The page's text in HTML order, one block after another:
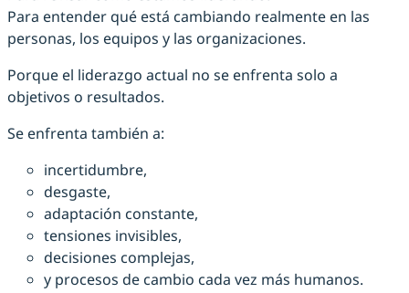
Para entender qué está cambiando realmente en las
personas, los equipos y las organizaciones.
Porque el liderazgo actual no se enfrenta solo a
objetivos o resultados.
Se enfrenta también a:
incertidumbre,
desgaste,
adaptación constante,
tensiones invisibles,
decisiones complejas,
y procesos de cambio cada vez más humanos.